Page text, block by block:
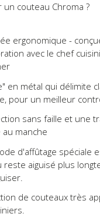
un couteau Chroma ?
ergonomique -
avec le chef
en métal qui délimite
pour un meilleur
sans faille et une
au manche
d'affûtage spéciale
reste aiguisé plus
de couteaux très